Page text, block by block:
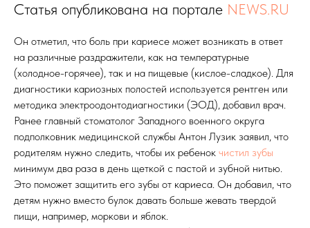
Статья опубликована на портале NEWS.RU
Он отметил, что боль при кариесе может возникать в ответ
на различные раздражители, как на температурные
(холодное-горячее), так и на пищевые (кислое-сладкое). Для
диагностики кариозных полостей используется рентген или
методика электроодонтодиагностики (ЭОД), добавил врач.
Ранее главный стоматолог Западного военного округа
подполковник медицинской службы Антон Лузик заявил, что
родителям нужно следить, чтобы их ребенок чистил зубы
минимум два раза в день щеткой с пастой и зубной нитью.
Это поможет защитить его зубы от кариеса. Он добавил, что
детям нужно вместо булок давать больше жевать твердой
пищи, например, моркови и яблок.